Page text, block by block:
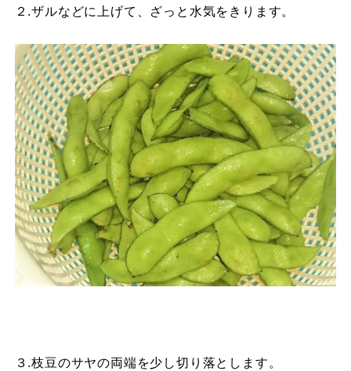
２.ザルなどに上げて、ざっと水気をきります。
３.枝豆のサヤの両端を少し切り落とします。